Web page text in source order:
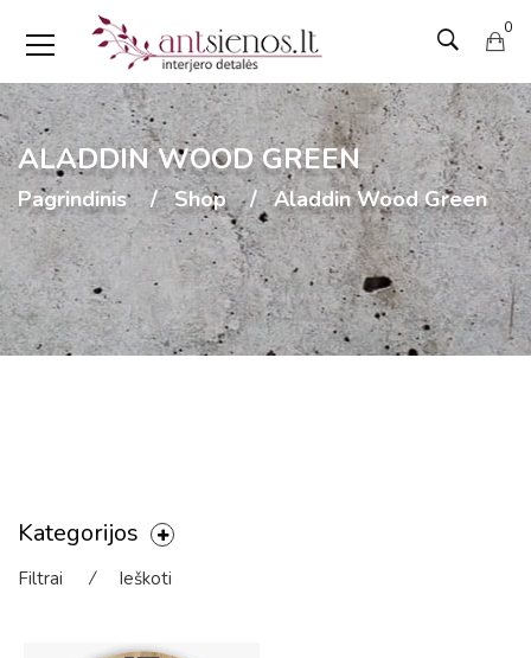
0
ALADDIN WOOD GREEN
Pagrindinis Shop Aladdin Wood Green
Kategorijos
Filtrai ⁄ Ieškoti